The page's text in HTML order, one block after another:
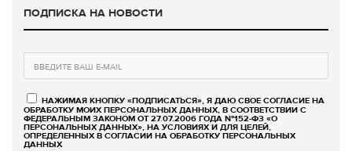
ПОДПИСКА НА НОВОСТИ
НАЖИМАЯ КНОПКУ «ПОДПИСАТЬСЯ», Я ДАЮ СВОЕ СОГЛАСИЕ НА
ОБРАБОТКУ МОИХ ПЕРСОНАЛЬНЫХ ДАННЫХ, В СООТВЕТСТВИИ С
ФЕДЕРАЛЬНЫМ ЗАКОНОМ ОТ 27.07.2006 ГОДА №152-ФЗ «О
ПЕРСОНАЛЬНЫХ ДАННЫХ», НА УСЛОВИЯХ И ДЛЯ ЦЕЛЕЙ,
ОПРЕДЕЛЕННЫХ В СОГЛАСИИ НА ОБРАБОТКУ ПЕРСОНАЛЬНЫХ
ДАННЫХ